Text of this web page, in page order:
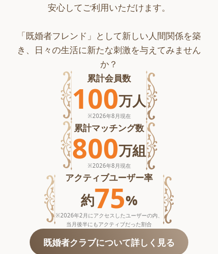
安心してご利用いただけます。
「既婚者フレンド」として新しい人間関係を築
き、日々の生活に新たな刺激を与えてみません
か？
累計会員数
100万人
※2026年8月現在
累計マッチング数
800万組
※2026年8月現在
アクティブユーザー率
約75%
※2026年2月にアクセスしたユーザーの内、
当月後半にもアクティブだった割合
既婚者クラブについて詳しく見る